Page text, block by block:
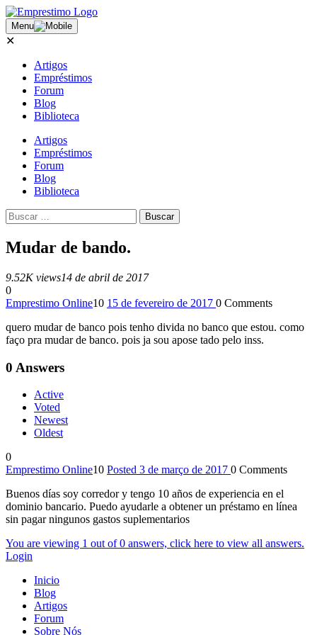
Menu
✕
Artigos
Empréstimos
Forum
Blog
Biblioteca
Artigos
Empréstimos
Forum
Blog
Biblioteca
Mudar de bando.
9.52K views14 de abril de 2017
0
Emprestimo Online10 15 de fevereiro de 2017 0 Comments
quero mudar de banco pois tenho divida no banco que estou. como
faço pra mudar de banco. pois ja sou apose tado pelo inss.
0 Answers
Active
Voted
Newest
Oldest
0
Emprestimo Online10 Posted 3 de março de 2017 0 Comments
Buenos días soy corredor y tengo 10 años de experiencia en el
dominio bancario. Puedo ayudarle a obtener un préstamo en línea
sin pagar ningunos gastos suplementarios
You are viewing 1 out of 0 answers, click here to view all answers.
Login
Inicio
Blog
Artigos
Forum
Sobre Nós